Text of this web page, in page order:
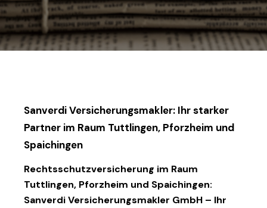
Sanverdi Versicherungsmakler: Ihr starker
Partner im Raum Tuttlingen, Pforzheim und
Spaichingen
Rechtsschutzversicherung im Raum
Tuttlingen, Pforzheim und Spaichingen:
Sanverdi Versicherungsmakler GmbH – Ihr